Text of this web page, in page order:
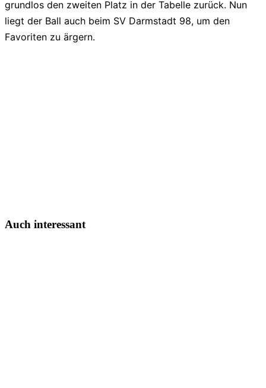
grundlos den zweiten Platz in der Tabelle zurück. Nun
liegt der Ball auch beim SV Darmstadt 98, um den
Favoriten zu ärgern.
Auch interessant